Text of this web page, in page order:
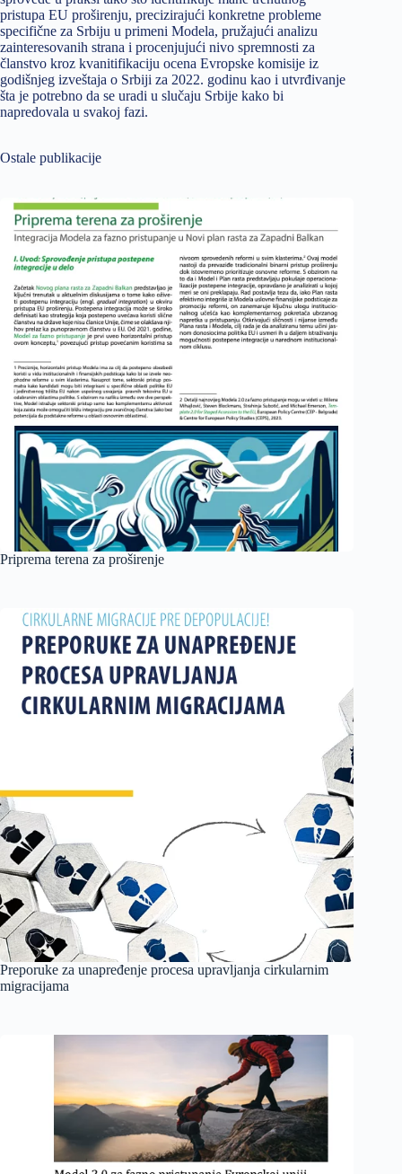
pristupa EU proširenju, precizirajući konkretne probleme
specifične za Srbiju u primeni Modela, pružajući analizu
zainteresovanih strana i pro­cenjujući nivo spremnosti za
članstvo kroz kvanitifikaciju ocena Evropske komisije iz
godišnjeg izveštaja o Srbiji za 2022. godinu kao i utvrđivanje
šta je potrebno da se uradi u slučaju Srbije kako bi
napredovala u svakoj fazi.
Ostale publikacije
Priprema terena za proširenje
Preporuke za unapređenje procesa upravljanja cirkularnim
migracijama